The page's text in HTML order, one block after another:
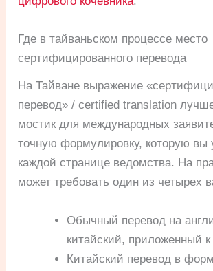
Где в тайваньском процессе место
сертифицированного перевода
На Тайване выражение
перевод» / certified translation
мостик для международных
точную формулировку, которую вы
каждой странице ведомства. На
может требовать один из четырех
Обычный перевод на
китайский, приложенный к
Китайский перевод в